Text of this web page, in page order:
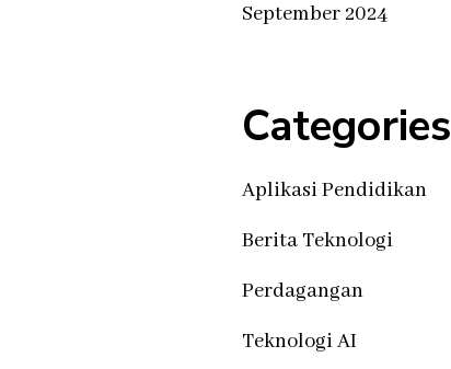
September 2024
Categories
Aplikasi Pendidikan
Berita Teknologi
Perdagangan
Teknologi AI